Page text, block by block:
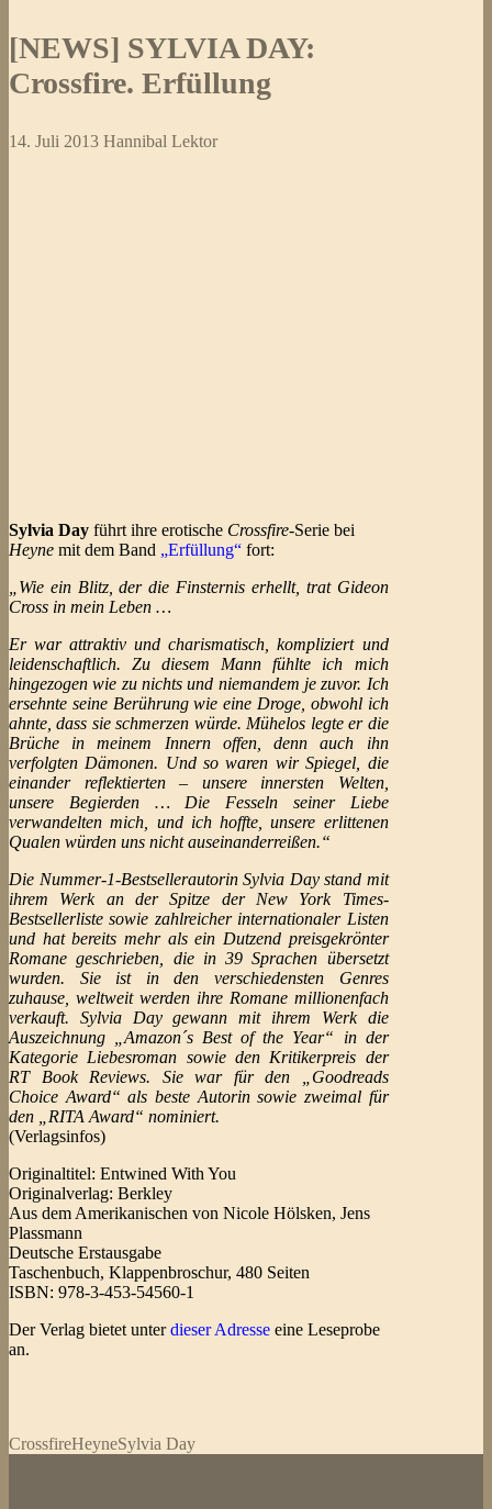
[NEWS] SYLVIA DAY:
Crossfire. Erfüllung
14. Juli 2013 Hannibal Lektor
Sylvia Day führt ihre erotische Crossfire-Serie bei
Heyne mit dem Band „Erfüllung“ fort:
„Wie ein Blitz, der die Finsternis erhellt, trat Gideon
Cross in mein Leben …
Er war attraktiv und charismatisch, kompliziert und
leidenschaftlich. Zu diesem Mann fühlte ich mich
hingezogen wie zu nichts und niemandem je zuvor. Ich
ersehnte seine Berührung wie eine Droge, obwohl ich
ahnte, dass sie schmerzen würde. Mühelos legte er die
Brüche in meinem Innern offen, denn auch ihn
verfolgten Dämonen. Und so waren wir Spiegel, die
einander reflektierten – unsere innersten Welten,
unsere Begierden … Die Fesseln seiner Liebe
verwandelten mich, und ich hoffte, unsere erlittenen
Qualen würden uns nicht auseinanderreißen.“
Die Nummer-1-Bestsellerautorin Sylvia Day stand mit
ihrem Werk an der Spitze der New York Times-
Bestsellerliste sowie zahlreicher internationaler Listen
und hat bereits mehr als ein Dutzend preisgekrönter
Romane geschrieben, die in 39 Sprachen übersetzt
wurden. Sie ist in den verschiedensten Genres
zuhause, weltweit werden ihre Romane millionenfach
verkauft. Sylvia Day gewann mit ihrem Werk die
Auszeichnung „Amazon´s Best of the Year“ in der
Kategorie Liebesroman sowie den Kritikerpreis der
RT Book Reviews. Sie war für den „Goodreads
Choice Award“ als beste Autorin sowie zweimal für
den „RITA Award“ nominiert.
(Verlagsinfos)
Originaltitel: Entwined With You
Originalverlag: Berkley
Aus dem Amerikanischen von Nicole Hölsken, Jens
Plassmann
Deutsche Erstausgabe
Taschenbuch, Klappenbroschur, 480 Seiten
ISBN: 978-3-453-54560-1
Der Verlag bietet unterdieser Adresse eine Leseprobe
an.
CrossfireHeyneSylvia Day